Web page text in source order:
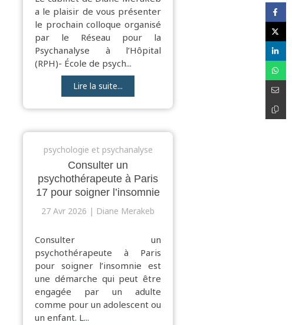
a le plaisir de vous présenter
le prochain colloque organisé
par le Réseau pour la
Psychanalyse à l’Hôpital
(RPH)- École de psych...
Lire la suite...
psychologie et psychanalyse
Consulter un
psychothérapeute à Paris
17 pour soigner l’insomnie
27 Avr 2026 Diane Merakeb
Consulter un
psychothérapeute à Paris
pour soigner l’insomnie est
une démarche qui peut être
engagée par un adulte
comme pour un adolescent ou
un enfant. L...